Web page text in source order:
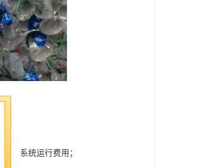
了系统运行费用；